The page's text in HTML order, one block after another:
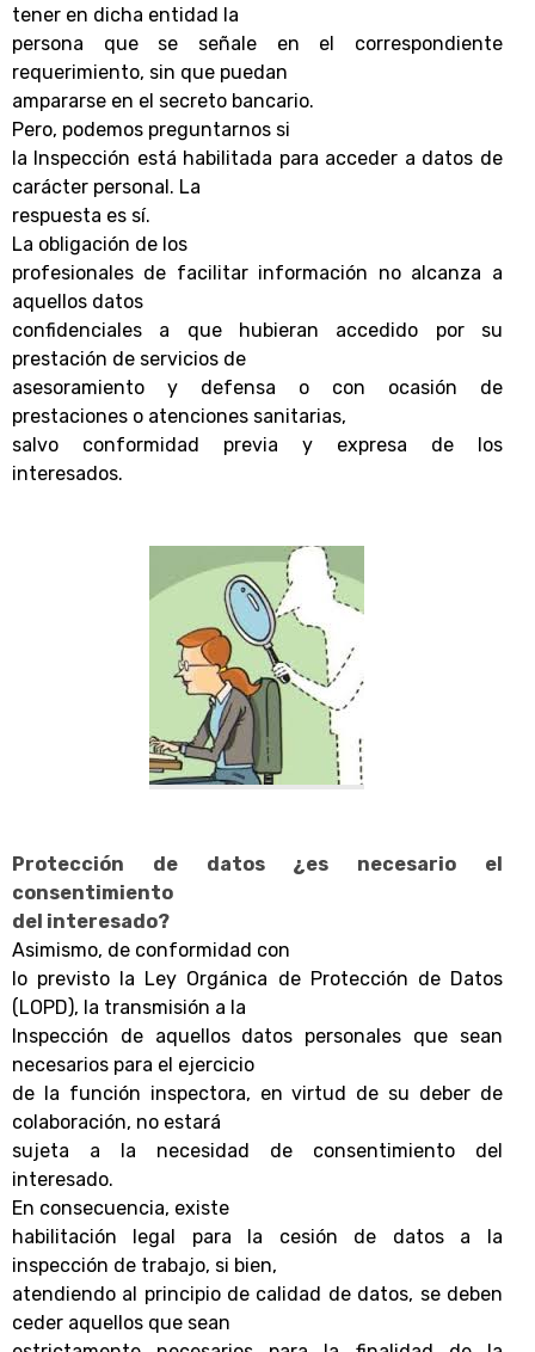
tener en dicha entidad la
persona que se señale en el correspondiente
requerimiento, sin que puedan
ampararse en el secreto bancario.
Pero, podemos preguntarnos si
la Inspección está habilitada para acceder a datos de
carácter personal. La
respuesta es sí.
La obligación de los
profesionales de facilitar información no alcanza a
aquellos datos
confidenciales a que hubieran accedido por su
prestación de servicios de
asesoramiento y defensa o con ocasión de
prestaciones o atenciones sanitarias,
salvo conformidad previa y expresa de los
interesados.
Protección de datos ¿es necesario el
consentimiento
del interesado?
Asimismo, de conformidad con
lo previsto la Ley Orgánica de Protección de Datos
(LOPD), la transmisión a la
Inspección de aquellos datos personales que sean
necesarios para el ejercicio
de la función inspectora, en virtud de su deber de
colaboración, no estará
sujeta a la necesidad de consentimiento del
interesado.
En consecuencia, existe
habilitación legal para la cesión de datos a la
inspección de trabajo, si bien,
atendiendo al principio de calidad de datos, se deben
ceder aquellos que sean